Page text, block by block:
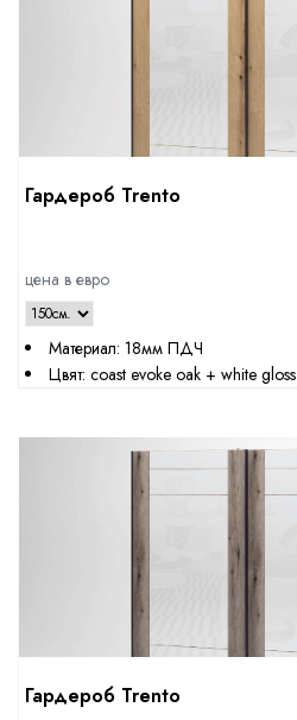
Гардероб Trento
цена в евро
Материал: 18мм ПДЧ
Цвят: coast evoke oak + white gloss
Гардероб Trento